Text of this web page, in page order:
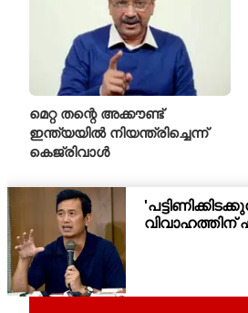
മെറ്റ തന്റെ അക്കൗണ്ട്
ഇന്ത്യയിൽ നിയന്ത്രിച്ചെന്ന്
കെജ്‌രിവാൾ